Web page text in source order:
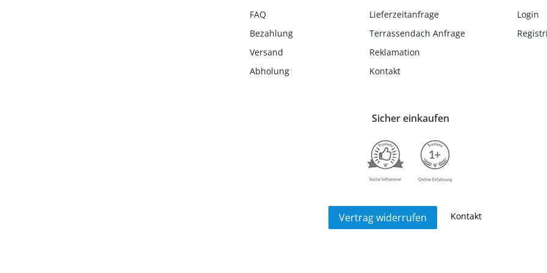
FAQ
Bezahlung
Versand
Abholung
Lieferzeitanfrage
Terrassendach Anfrage
Reklamation
Kontakt
Login
Sicher einkaufen
Vertrag widerrufen Kontakt